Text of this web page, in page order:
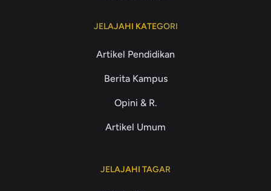
JELAJAHI KATEGORI
Artikel Pendidikan
Berita Kampus
Opini & R.
Artikel Umum
JELAJAHI TAGAR